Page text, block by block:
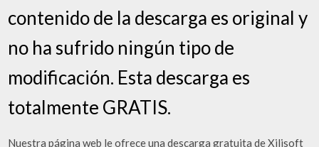
contenido de la descarga es original y
no ha sufrido ningún tipo de
modificación. Esta descarga es
totalmente GRATIS.
Nuestra página web le ofrece una descarga gratuita de Xilisoft